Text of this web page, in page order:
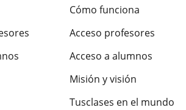
Cómo funciona
Acceso profesores
Acceso a alumnos
Misión y visión
Tusclases en el mundo